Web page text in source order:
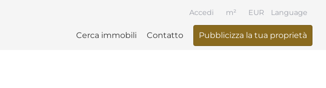
Language
Cerca immobili Contatto Pubblicizza la tua proprietà
Accedi EUR
m²